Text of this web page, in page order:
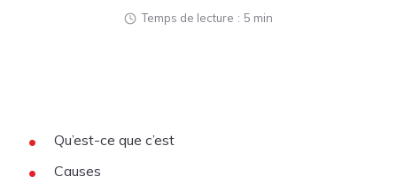
Temps de lecture 5 min
Qu’est-ce que c’est
Causes